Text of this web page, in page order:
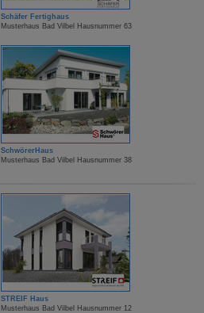
Schäfer Fertighaus
Musterhaus Bad Vilbel Hausnummer 63
SchwörerHaus
Musterhaus Bad Vilbel Hausnummer 38
STREIF Haus
Musterhaus Bad Vilbel Hausnummer 12